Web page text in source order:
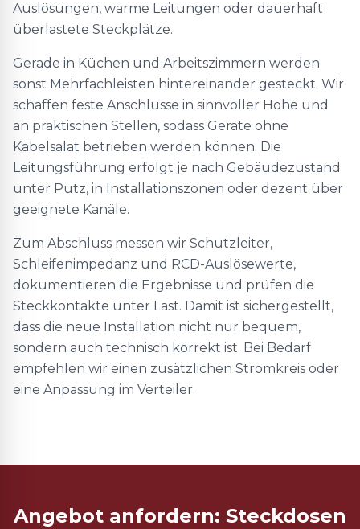
Auslösungen, warme Leitungen oder dauerhaft
überlastete Steckplätze.
Gerade in Küchen und Arbeitszimmern werden
sonst Mehrfachleisten hintereinander gesteckt. Wir
schaffen feste Anschlüsse in sinnvoller Höhe und
an praktischen Stellen, sodass Geräte ohne
Kabelsalat betrieben werden können. Die
Leitungsführung erfolgt je nach Gebäudezustand
unter Putz, in Installationszonen oder dezent über
geeignete Kanäle.
Zum Abschluss messen wir Schutzleiter,
Schleifenimpedanz und RCD-Auslösewerte,
dokumentieren die Ergebnisse und prüfen die
Steckkontakte unter Last. Damit ist sichergestellt,
dass die neue Installation nicht nur bequem,
sondern auch technisch korrekt ist. Bei Bedarf
empfehlen wir einen zusätzlichen Stromkreis oder
eine Anpassung im Verteiler.
Angebot anfordern: Steckdosen